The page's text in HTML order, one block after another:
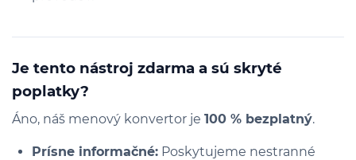
Je tento nástroj zdarma a sú skryté
poplatky?
Áno, náš menový konvertor je 100 % bezplatný.
Prísne informačné: Poskytujeme nestranné